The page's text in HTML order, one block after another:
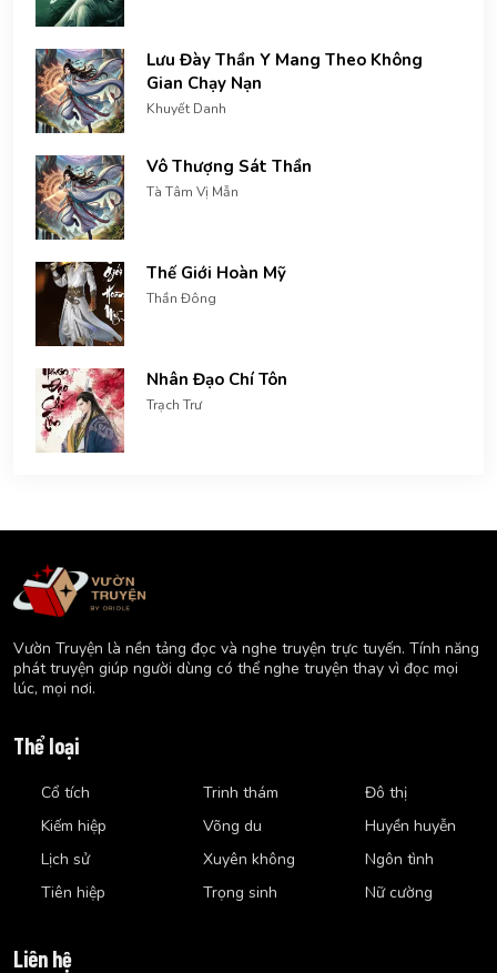
Lưu Đày Thần Y Mang Theo Không
Gian Chạy Nạn
Khuyết Danh
Vô Thượng Sát Thần
Tà Tâm Vị Mẫn
Thế Giới Hoàn Mỹ
Thần Đông
Nhân Đạo Chí Tôn
Trạch Trư
Vườn Truyện là nền tảng đọc và nghe truyện trực tuyến. Tính năng
phát truyện giúp người dùng có thể nghe truyện thay vì đọc mọi
lúc, mọi nơi.
Thể loại
Cổ tích
Kiếm hiệp
Lịch sử
Tiên hiệp
Trinh thám
Võng du
Xuyên không
Trọng sinh
Đô thị
Huyền huyễn
Ngôn tình
Nữ cường
Liên hệ